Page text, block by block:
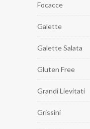
Focacce
Galette
Galette Salata
Gluten Free
Grandi Lievitati
Grissini